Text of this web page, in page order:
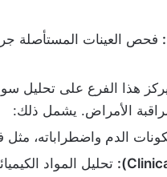
فحص العينات المستأصلة
هذا الفرع على تحليل
الأمراض. يشمل ذلك:
الدم واضطراباته، مثل
تحليل المواد